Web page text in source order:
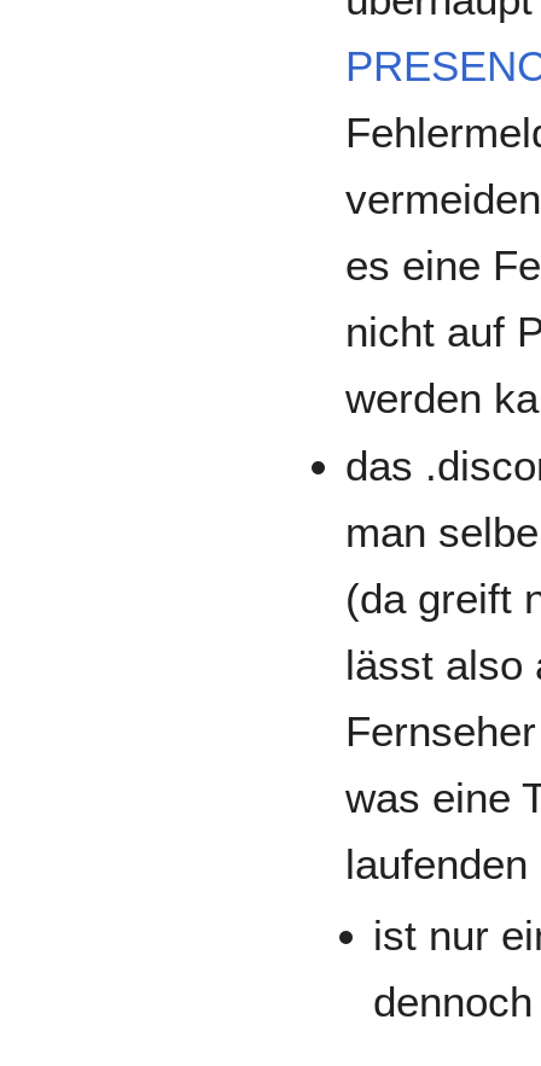
es eine
nicht auf
werden
das
man
(da greift
lässt also
was eine
ist nur